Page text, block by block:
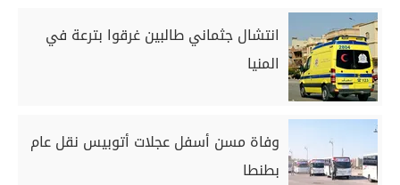
انتشال جثماني طالبين غرقوا بترعة في
المنيا
وفاة مسن أسفل عجلات أتوبيس نقل عام
بطنطا